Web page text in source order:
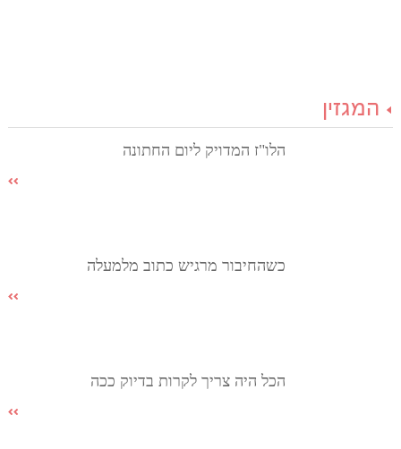
המגזין
הלו"ז המדויק ליום החתונה
כשהחיבור מרגיש כתוב מלמעלה
הכל היה צריך לקרות בדיוק ככה